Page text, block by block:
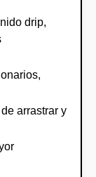
drip,
arrastrar y